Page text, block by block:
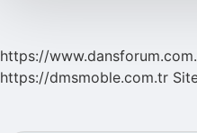
https://
https://dmsmoble.com.tr